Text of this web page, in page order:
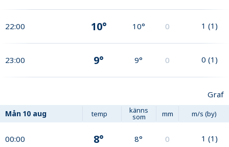
22:00 10° 10° 0 1 (1)
23:00 9° 9° 0 0 (1)
Graf
Mån 10 aug temp känns
som mm m/s (by)
00:00 8° 8° 0 1 (1)